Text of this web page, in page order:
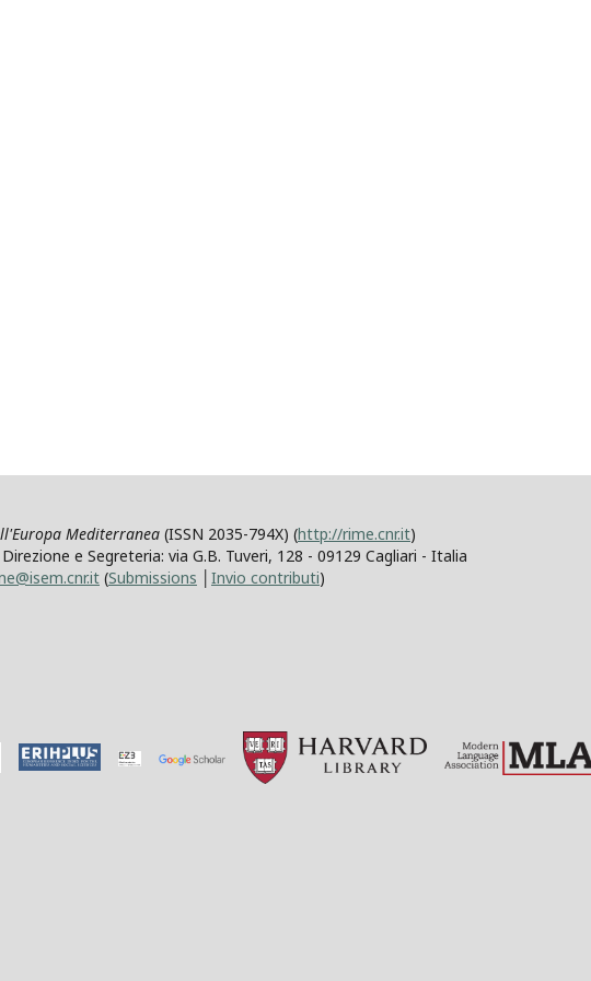
Mediterranea (ISSN 2035-794X) (http://rime.cnr.it)
e Segreteria: via G.B. Tuveri, 128 - 09129 Cagliari - Italia
(Submissions Invio contributi)